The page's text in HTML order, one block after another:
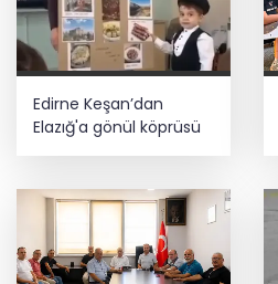
Edirne Keşan’dan
Elazığ'a gönül köprüsü